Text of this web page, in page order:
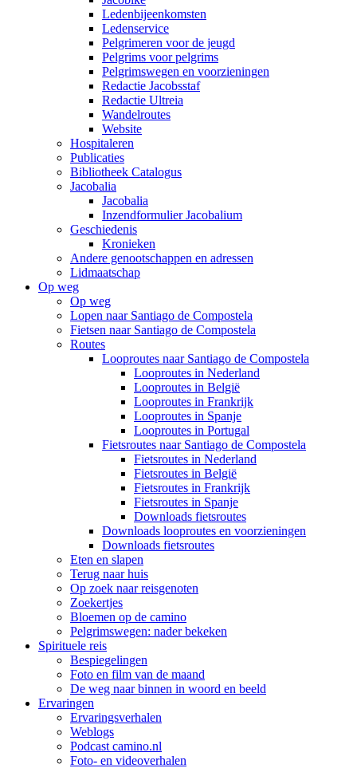
Ledenbijeenkomsten
Ledenservice
Pelgrimeren voor de jeugd
Pelgrims voor pelgrims
Pelgrimswegen en voorzieningen
Redactie Jacobsstaf
Redactie Ultreia
Wandelroutes
Website
Hospitaleren
Publicaties
Bibliotheek Catalogus
Jacobalia
Jacobalia
Inzendformulier Jacobalium
Geschiedenis
Kronieken
Andere genootschappen en adressen
Lidmaatschap
Op weg
Op weg
Lopen naar Santiago de Compostela
Fietsen naar Santiago de Compostela
Routes
Looproutes naar Santiago de Compostela
Looproutes in Nederland
Looproutes in België
Looproutes in Frankrijk
Looproutes in Spanje
Looproutes in Portugal
Fietsroutes naar Santiago de Compostela
Fietsroutes in Nederland
Fietsroutes in België
Fietsroutes in Frankrijk
Fietsroutes in Spanje
Downloads fietsroutes
Downloads looproutes en voorzieningen
Downloads fietsroutes
Eten en slapen
Terug naar huis
Op zoek naar reisgenoten
Zoekertjes
Bloemen op de camino
Pelgrimswegen: nader bekeken
Spirituele reis
Bespiegelingen
Foto en film van de maand
De weg naar binnen in woord en beeld
Ervaringen
Ervaringsverhalen
Weblogs
Podcast camino.nl
Foto- en videoverhalen